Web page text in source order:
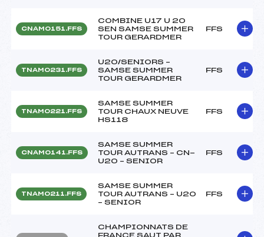
CNAM0151.FFS
COMBINE U17 U 20
SEN SAMSE SUMMER
TOUR GERARDMER
FFS
TNAM0231.FFS
U20/SENIORS –
SAMSE SUMMER
TOUR GERARDMER
FFS
TNAM0221.FFS
SAMSE SUMMER
TOUR CHAUX NEUVE
HS118
FFS
CNAM0141.FFS
SAMSE SUMMER
TOUR AUTRANS – CN-
U20 – SENIOR
FFS
TNAM0211.FFS
SAMSE SUMMER
TOUR AUTRANS – U20
– SENIOR
FFS
CHAMPIONNATS DE
FRANCE SAUT PAR